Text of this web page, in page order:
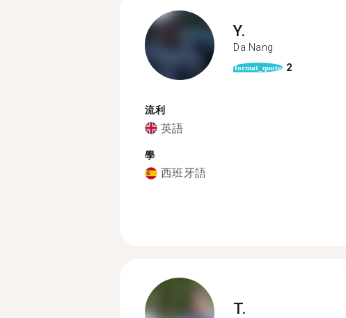
Y.
Da Nang
format_quote 2
流利
英語
學
西班牙語
T.